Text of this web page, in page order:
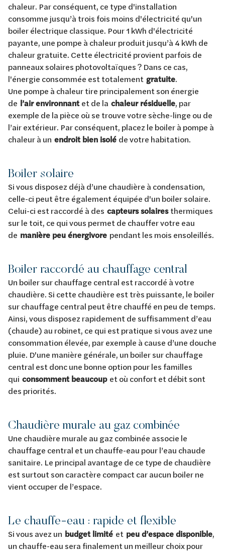
chaleur. Par conséquent, ce type d'installation
consomme jusqu’à trois fois moins d'électricité qu'un
boiler électrique classique. Pour 1 kWh d'électricité
payante, une pompe à chaleur produit jusqu’à 4 kWh de
chaleur gratuite. Cette électricité provient parfois de
panneaux solaires photovoltaïques ? Dans ce cas,
l'énergie consommée est totalement gratuite.
Une pompe à chaleur tire principalement son énergie
de l’air environnantet de la chaleur résiduelle, par
exemple de la pièce où se trouve votre sèche-linge ou de
l’air extérieur. Par conséquent, placez le boiler à pompe à
chaleur à un endroit bien isolé de votre habitation.
Boiler solaire
Si vous disposez déjà d’une chaudière à condensation,
celle-ci peut être également équipée d'un boiler solaire.
Celui-ci est raccordé à des capteurs solairesthermiques
sur le toit, ce qui vous permet de chauffer votre eau
de manière peu énergivore pendant les mois ensoleillés.
Boiler raccordé au chauffage central
Un boiler sur chauffage central est raccordé à votre
chaudière. Si cette chaudière est très puissante, le boiler
sur chauffage central peut être chauffé en peu de temps.
Ainsi, vous disposez rapidement de suffisamment d’eau
(chaude) au robinet, ce qui est pratique si vous avez une
consommation élevée, par exemple à cause d’une douche
pluie. D'une manière générale, un boiler sur chauffage
central est donc une bonne option pour les familles
qui consomment beaucoupet où confort et débit sont
des priorités.
Chaudière murale au gaz combinée
Une chaudière murale au gaz combinée associe le
chauffage central et un chauffe-eau pour l’eau chaude
sanitaire. Le principal avantage de ce type de chaudière
est surtout son caractère compact car aucun boiler ne
vient occuper de l’espace.
Le chauffe-eau : rapide et flexible
Si vous avez un budget limité et peu d’espace disponible,
un chauffe-eau sera finalement un meilleur choix pour